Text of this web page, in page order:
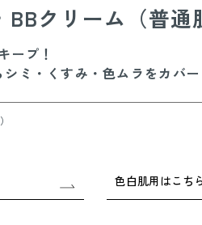
ライフスタイルタイム
お問い
コラリッチ オードトワレ
ひざサポートコラーゲン
ケール青汁
クリーム（普通
ープ！
ミ・くすみ・色ムラをカバー
色白肌用はこち